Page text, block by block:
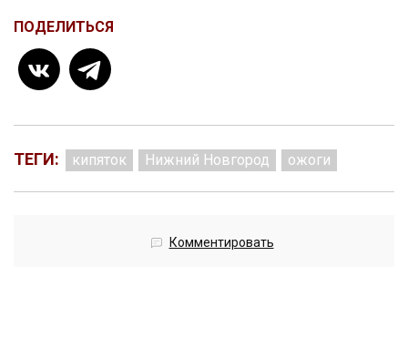
ПОДЕЛИТЬСЯ
ТЕГИ: кипяток Нижний Новгород ожоги
Комментировать